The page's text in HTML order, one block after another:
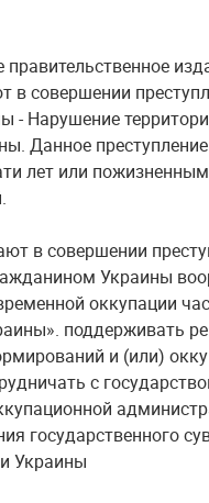
в совершении
- Нарушение
Данное
лет или
в совершении
Украины
оккупации
поддерживать
и (или)
с
государственного
Украины